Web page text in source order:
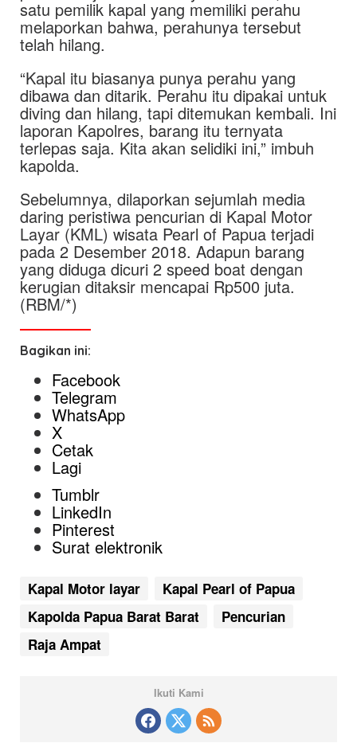
satu pemilik kapal yang memiliki perahu
melaporkan bahwa, perahunya tersebut
telah hilang.
“Kapal itu biasanya punya perahu yang
dibawa dan ditarik. Perahu itu dipakai untuk
diving dan hilang, tapi ditemukan kembali. Ini
laporan Kapolres, barang itu ternyata
terlepas saja. Kita akan selidiki ini,” imbuh
kapolda.
Sebelumnya, dilaporkan sejumlah media
daring peristiwa pencurian di Kapal Motor
Layar (KML) wisata Pearl of Papua terjadi
pada 2 Desember 2018. Adapun barang
yang diduga dicuri 2 speed boat dengan
kerugian ditaksir mencapai Rp500 juta.
(RBM/*)
Bagikan ini:
Facebook
Telegram
WhatsApp
X
Cetak
Lagi
Tumblr
LinkedIn
Pinterest
Surat elektronik
Kapal Motor layar
Kapal Pearl of Papua
Kapolda Papua Barat Barat
Pencurian
Raja Ampat
Ikuti Kami